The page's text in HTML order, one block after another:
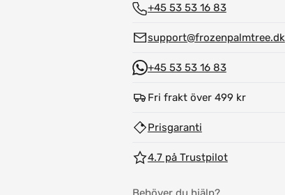
+45 53 53 16 83
support@frozenpalmtree.dk
+45 53 53 16 83
Fri frakt över 499 kr
Prisgaranti
4.7 på Trustpilot